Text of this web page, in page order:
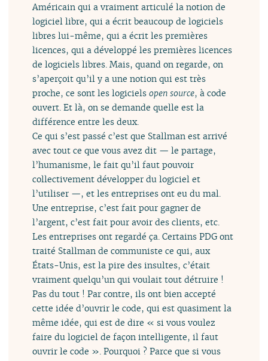
Américain qui a vraiment articulé la notion de
logiciel libre, qui a écrit beaucoup de logiciels
libres lui-même, qui a écrit les premières
licences, qui a développé les premières licences
de logiciels libres. Mais, quand on regarde, on
s’aperçoit qu’il y a une notion qui est très
proche, ce sont les logicielsopen source, à code
ouvert. Et là, on se demande quelle est la
différence entre les deux.
Ce qui s’est passé c’est que Stallman est arrivé
avec tout ce que vous avez dit — le partage,
l’humanisme, le fait qu’il faut pouvoir
collectivement développer du logiciel et
l’utiliser —, et les entreprises ont eu du mal.
Une entreprise, c’est fait pour gagner de
l’argent, c’est fait pour avoir des clients, etc.
Les entreprises ont regardé ça. Certains PDG ont
traité Stallman de communiste ce qui, aux
États-Unis, est la pire des insultes, c’était
vraiment quelqu’un qui voulait tout détruire !
Pas du tout ! Par contre, ils ont bien accepté
cette idée d’ouvrir le code, qui est quasiment la
même idée, qui est de dire « si vous voulez
faire du logiciel de façon intelligente, il faut
ouvrir le code ». Pourquoi ? Parce que si vous